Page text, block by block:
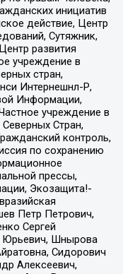
инициатив
действие, Центр
Сутяжник,
развития
учреждение в
стран,
Интернешнл-Р,
Информации,
учреждение в
Стран,
контроль,
по сохранению
прессы,
Экозащита!-
Петр Петрович,
Сергей
Юрьевич, Шнырова
Сидорович
Алексеевич,